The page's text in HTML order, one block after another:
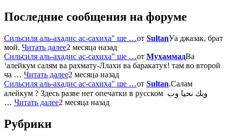
Последние сообщения на форуме
Сильсиля аль-ахадис ас-сахиха" ше …от SultanУа джазак, брат
мой. Читать далее2 месяца назад
Сильсиля аль-ахадис ас-сахиха" ше …от МухаммадВа
‘алейкум салям ва рахмату-Ллахи ва баракатух! там во второй
ча … Читать далее2 месяца назад
Сильсиля аль-ахадис ас-сахиха" ше …от Sultan.Салам
алейкум ? Здесь разве нет опечатки в русском وبك نحيا وب
… Читать далее2 месяца назад
Рубрики